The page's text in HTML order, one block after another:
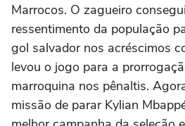
Marrocos. O zagueiro
ressentimento da população
gol salvador nos acréscimos
levou o jogo para a
marroquina nos pênaltis.
missão de parar Kylian